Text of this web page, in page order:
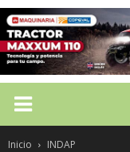
Inicio INDAP